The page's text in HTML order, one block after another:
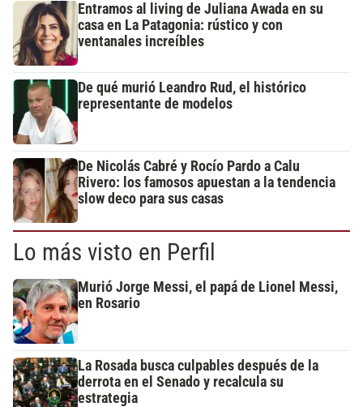
Entramos al living de Juliana Awada en su
casa en La Patagonia: rústico y con
ventanales increíbles
De qué murió Leandro Rud, el histórico
representante de modelos
De Nicolás Cabré y Rocío Pardo a Calu
Rivero: los famosos apuestan a la tendencia
slow deco para sus casas
Lo más visto en Perfil
Murió Jorge Messi, el papá de Lionel Messi,
en Rosario
La Rosada busca culpables después de la
derrota en el Senado y recalcula su
estrategia